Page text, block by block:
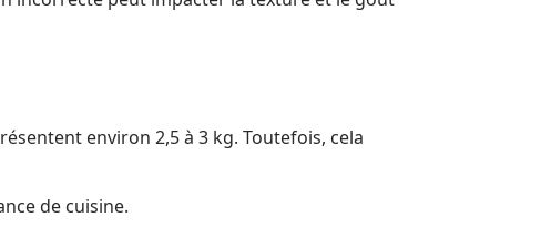
environ 2,5 à 3 kg. Toutefois, cela
de cuisine.